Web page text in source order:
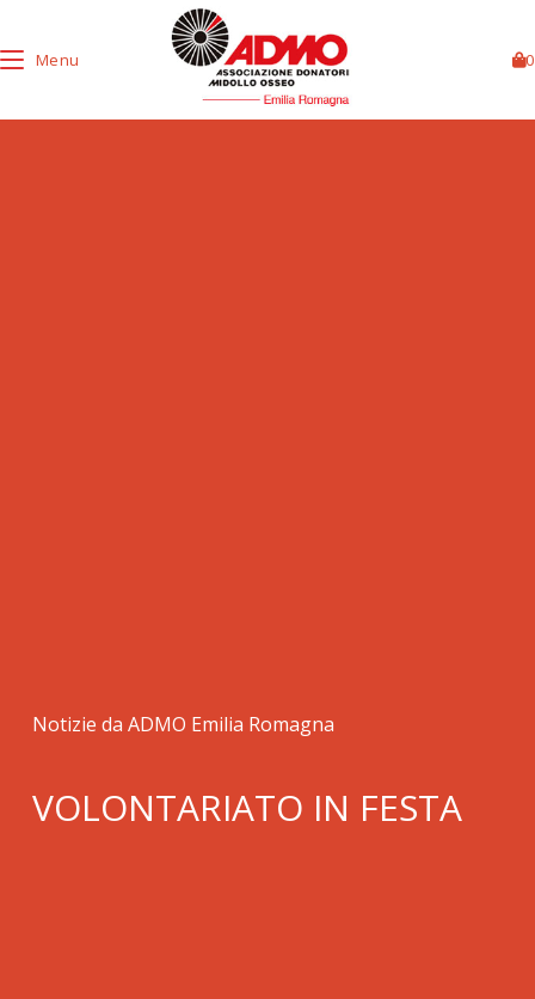
Menu 0
Notizie da ADMO Emilia Romagna
VOLONTARIATO IN FESTA